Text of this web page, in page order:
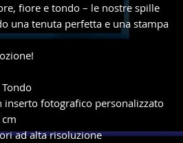
fiore e tondo – le nostre spille
una tenuta perfetta e una stampa
inserto fotografico personalizzato
ad alta risoluzione